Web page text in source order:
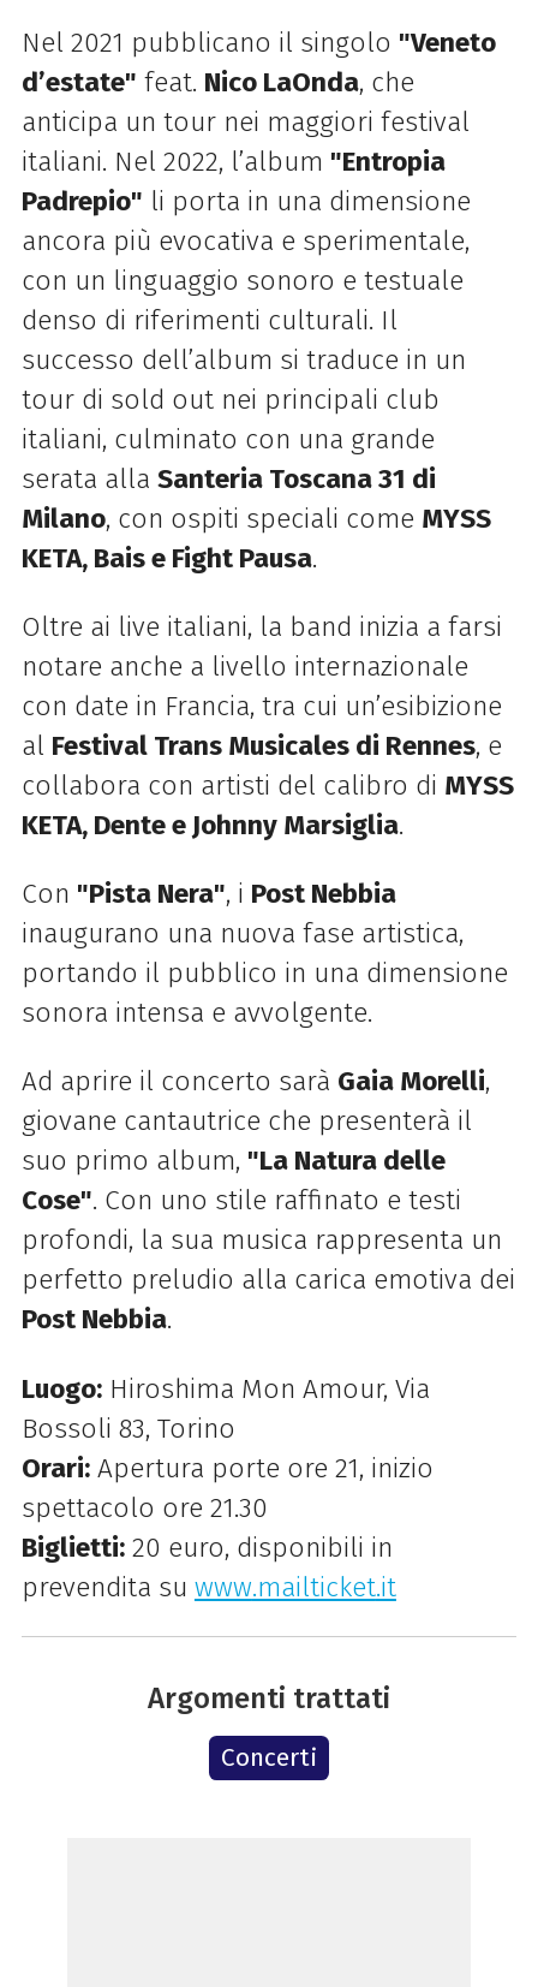
Nel 2021 pubblicano il singolo "Veneto
d’estate" feat. Nico LaOnda, che
anticipa un tour nei maggiori festival
italiani. Nel 2022, l’album "Entropia
Padrepio" li porta in una dimensione
ancora più evocativa e sperimentale,
con un linguaggio sonoro e testuale
denso di riferimenti culturali. Il
successo dell’album si traduce in un
tour di sold out nei principali club
italiani, culminato con una grande
serata alla Santeria Toscana 31 di
Milano, con ospiti speciali come MYSS
KETA, Bais e Fight Pausa.
Oltre ai live italiani, la band inizia a farsi
notare anche a livello internazionale
con date in Francia, tra cui un’esibizione
al Festival Trans Musicales di Rennes, e
collabora con artisti del calibro di MYSS
KETA, Dente e Johnny Marsiglia.
Con "Pista Nera", i Post Nebbia
inaugurano una nuova fase artistica,
portando il pubblico in una dimensione
sonora intensa e avvolgente.
Ad aprire il concerto sarà Gaia Morelli,
giovane cantautrice che presenterà il
suo primo album, "La Natura delle
Cose". Con uno stile raffinato e testi
profondi, la sua musica rappresenta un
perfetto preludio alla carica emotiva dei
Post Nebbia.
Luogo:Hiroshima Mon Amour, Via
Bossoli 83, Torino
Orari:Apertura porte ore 21, inizio
spettacolo ore 21.30
Biglietti:20 euro, disponibili in
prevendita su www.mailticket.it
Argomenti trattati
Concerti